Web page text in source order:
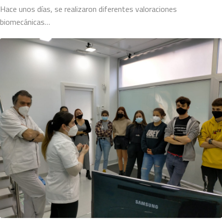
Hace unos días, se realizaron diferentes valoraciones
biomecánicas…